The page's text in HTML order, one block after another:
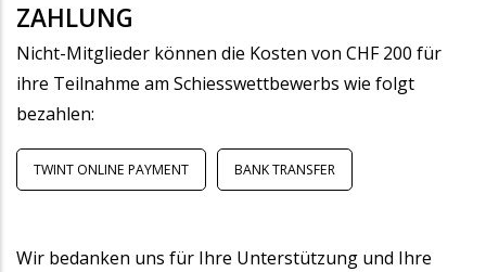
ZAHLUNG
Nicht-Mitglieder können die Kosten von CHF 200 für
ihre Teilnahme am Schiesswettbewerbs wie folgt
bezahlen:
TWINT ONLINE PAYMENT BANK TRANSFER
Wir bedanken uns für Ihre Unterstützung und Ihre